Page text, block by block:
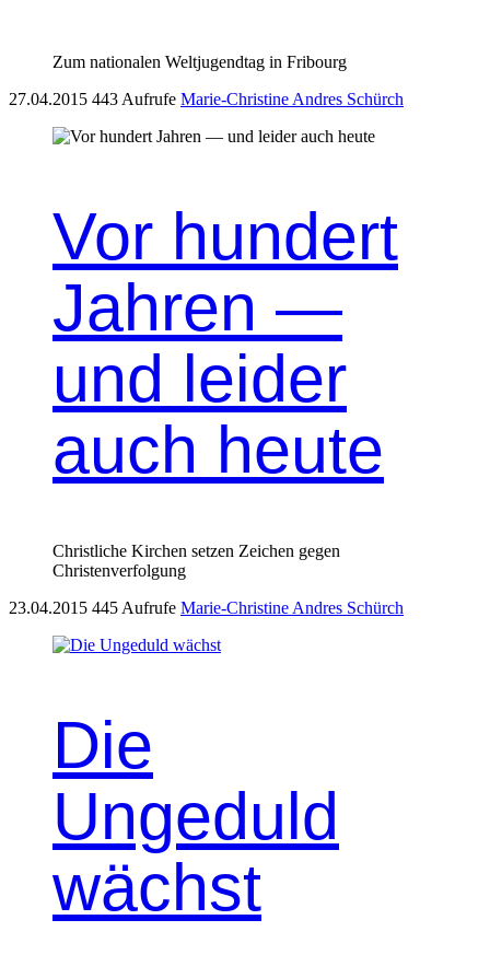
Zum nationalen Weltjugendtag in Fribourg
27.04.2015 443 Aufrufe Marie-Christine Andres Schürch
Vor hundert
Jahren —
und leider
auch heute
Christliche Kirchen setzen Zeichen gegen
Christenverfolgung
23.04.2015 445 Aufrufe Marie-Christine Andres Schürch
Die
Ungeduld
wächst